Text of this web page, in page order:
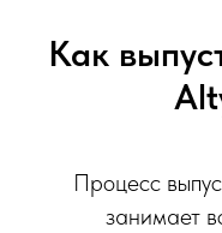
Как
Процесс
занимает